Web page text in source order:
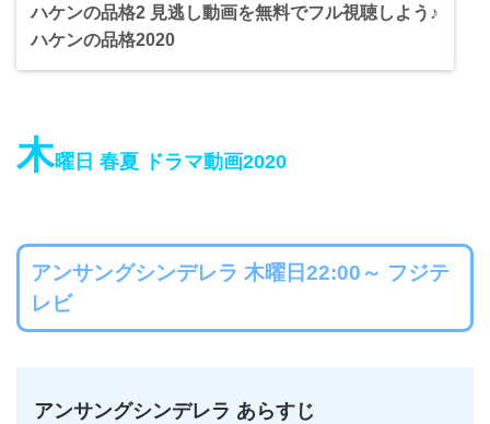
ハケンの品格2 見逃し動画を無料でフル視聴しよう♪
ハケンの品格2020
木曜日 春夏 ドラマ動画2020
アンサングシンデレラ 木曜日22:00～ フジテ
レビ
アンサングシンデレラ あらすじ